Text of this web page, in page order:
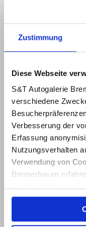
Zustimmung
Diese Webseite
S&T Autogalerie
verschiedene
Verbesserung der
Erfassung
Nutzungsverhalten
Verwendung von
Bremerhaven
Über dieses Banner
Cookies von dieser